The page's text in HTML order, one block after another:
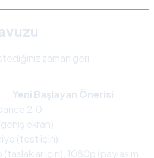
zaman geri
Yeni Başlayan Önerisi
2.0
ekran)
(test için)
(taslaklar için), 1080p (paylaşım